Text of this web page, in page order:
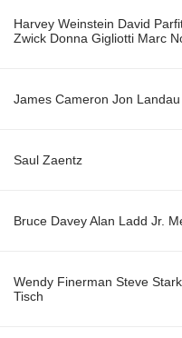
Harvey Weinstein David
Zwick Donna Gigliotti Marc
James Cameron Jon Landau
Saul Zaentz
Bruce Davey Alan Ladd Jr.
Wendy Finerman Steve
Tisch